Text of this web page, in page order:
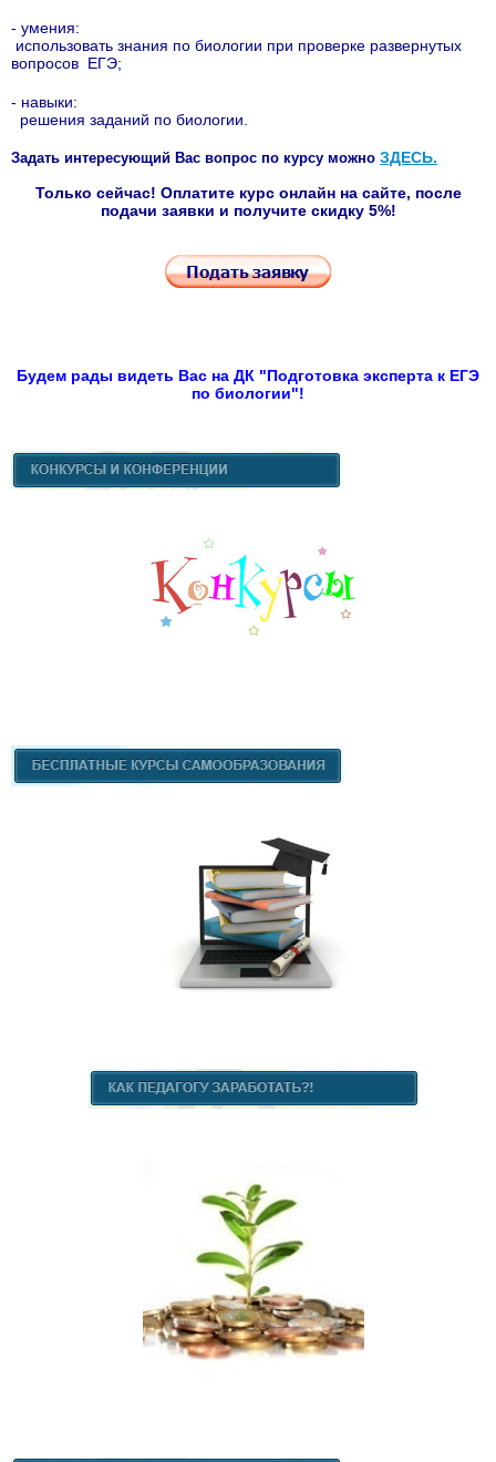
- умения:
использовать знания по биологии при проверке развернутых
вопросов ЕГЭ;
- навыки:
решения заданий по биологии.
Задать интересующий Вас вопрос по курсу можно ЗДЕСЬ.
Только сейчас! Оплатите курс онлайн на сайте, после
подачи заявки и получите скидку 5%!
Будем рады видеть Вас на ДК "Подготовка эксперта к ЕГЭ
по биологии"!